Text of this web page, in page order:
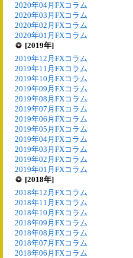
2020年04月FXコラム
2020年03月FXコラム
2020年02月FXコラム
2020年01月FXコラム
[2019年]
2019年12月FXコラム
2019年11月FXコラム
2019年10月FXコラム
2019年09月FXコラム
2019年08月FXコラム
2019年07月FXコラム
2019年06月FXコラム
2019年05月FXコラム
2019年04月FXコラム
2019年03月FXコラム
2019年02月FXコラム
2019年01月FXコラム
[2018年]
2018年12月FXコラム
2018年11月FXコラム
2018年10月FXコラム
2018年09月FXコラム
2018年08月FXコラム
2018年07月FXコラム
2018年06月FXコラム